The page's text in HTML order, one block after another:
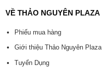
VỀ THẢO NGUYÊN PLAZA
Phiếu mua hàng
Giới thiệu Thảo Nguyên Plaza
Tuyển Dụng